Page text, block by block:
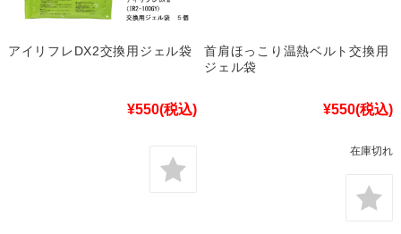
アイリフレDX2交換用ジェル袋
¥550(税込)
首肩ほっこり温熱ベルト交換用
ジェル袋
¥550(税込)
在庫切れ